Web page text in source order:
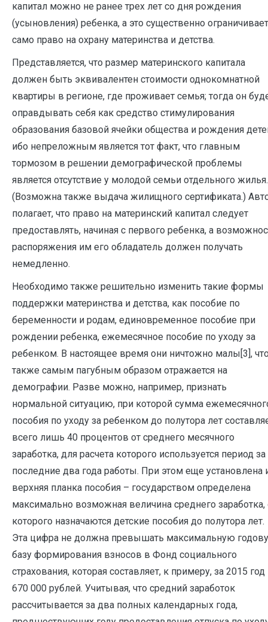
капитал можно не ранее трех лет со дня рождения
(усыновления) ребенка, а это существенно ограничивает
само право на охрану материнства и детства.
Представляется, что размер материнского капитала
должен быть эквивалентен стоимости однокомнатной
квартиры в регионе, где проживает семья; тогда он
оправдывать себя как средство стимулирования
образования базовой ячейки общества и рождения
ибо непреложным является тот факт, что главным
тормозом в решении демографической проблемы
является отсутствие у молодой семьи отдельного жилья.
(Возможна также выдача жилищного сертификата.)
полагает, что право на материнский капитал следует
предоставлять, начиная с первого ребенка, а
распоряжения им его обладатель должен получать
немедленно.
Необходимо также решительно изменить такие формы
поддержки материнства и детства, как пособие по
беременности и родам, единовременное пособие при
рождении ребенка, ежемесячное пособие по уходу за
ребенком. В настоящее время они ничтожно малы[3],
также самым пагубным образом отражается на
демографии. Разве можно, например, признать
нормальной ситуацию, при которой сумма
пособия по уходу за ребенком до полутора лет
всего лишь 40 процентов от среднего месячного
заработка, для расчета которого используется период за
последние два года работы. При этом еще установлена
верхняя планка пособия – государством определена
максимально возможная величина среднего заработка,
которого назначаются детские пособия до полутора лет.
Эта цифра не должна превышать максимальную
базу формирования взносов в Фонд социального
страхования, которая составляет, к примеру, за 2015 год
670 000 рублей. Учитывая, что средний заработок
рассчитывается за два полных календарных года,